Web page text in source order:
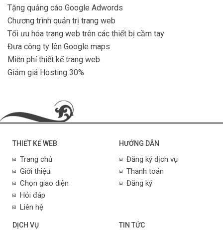
Tặng quảng cáo Google Adwords
Chương trình quản trị trang web
Tối ưu hóa trang web trên các thiết bị cầm tay
Đưa công ty lên Google maps
Miễn phí thiết kế trang web
Giảm giá Hosting 30%
THIẾT KẾ WEB
Trang chủ
Giới thiệu
Chọn giao diện
Hỏi đáp
Liên hệ
HƯỚNG DẪN
Đăng ký dịch vụ
Thanh toán
Đăng ký
DỊCH VỤ TIN TỨC